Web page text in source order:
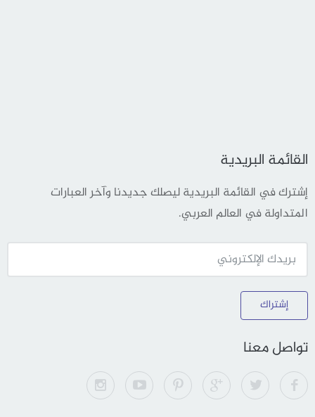
القائمة البريدية
إشترك في القائمة البريدية ليصلك جديدنا وآخر العبارات
المتداولة في العالم العربي.
إشتراك
تواصل معنا